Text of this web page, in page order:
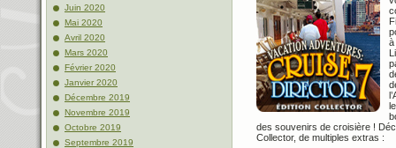
Juin 2020
Mai 2020
Avril 2020
Mars 2020
Février 2020
Janvier 2020
Décembre 2019
Novembre 2019
Octobre 2019
Septembre 2019
à
des souvenirs de croisière !
Collector, de multiples extras :